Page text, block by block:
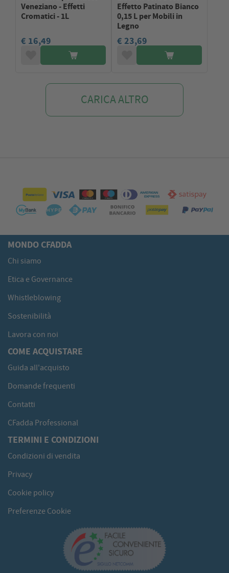
Veneziano - Effetti
Cromatici - 1L
€ 16,49
Effetto Patinato Bianco
0,15 L per Mobili in
Legno
€ 23,69
CARICA ALTRO
MONDO CFADDA
Chi siamo
Etica e Governance
Whistleblowing
Sostenibilità
Lavora con noi
COME ACQUISTARE
Guida all'acquisto
Domande frequenti
Contatti
CFadda Professional
TERMINI E CONDIZIONI
Condizioni di vendita
Privacy
Cookie policy
Preferenze Cookie